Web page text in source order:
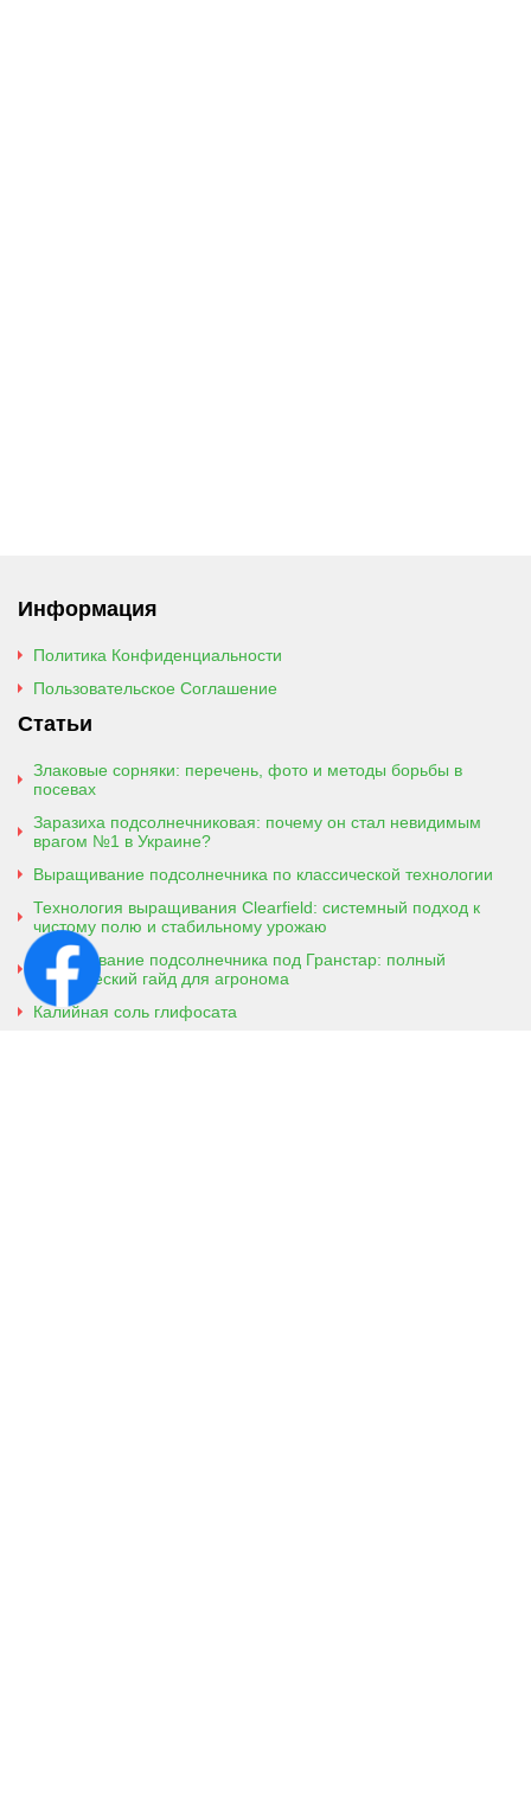
Информация
Политика Конфиденциальности
Пользовательское Соглашение
Статьи
Злаковые сорняки: перечень, фото и методы борьбы в
посевах
Заразиха подсолнечниковая: почему он стал невидимым
врагом №1 в Украине?
Выращивание подсолнечника по классической технологии
Технология выращивания Clearfield: системный подход к
чистому полю и стабильному урожаю
Выращивание подсолнечника под Гранстар: полный
практический гайд для агронома
Калийная соль глифосата